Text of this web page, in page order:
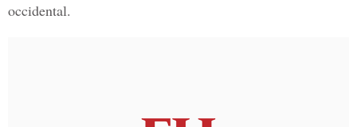
occidental.